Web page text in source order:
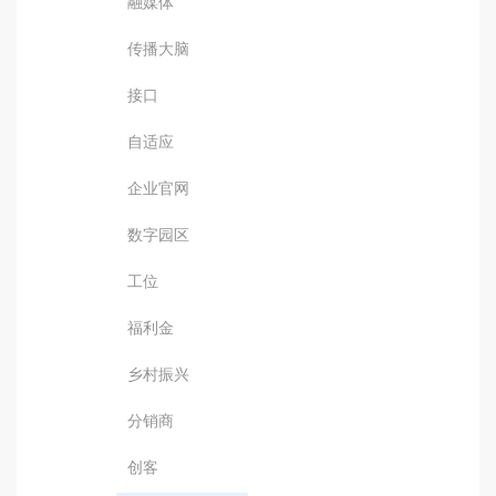
传播大脑
接口
自适应
企业官网
数字园区
工位
福利金
乡村振兴
分销商
创客